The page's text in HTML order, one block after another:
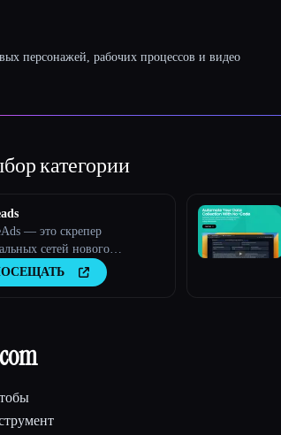
персонажей, рабочих процессов и видео
категории
— это скрепер
сетей нового